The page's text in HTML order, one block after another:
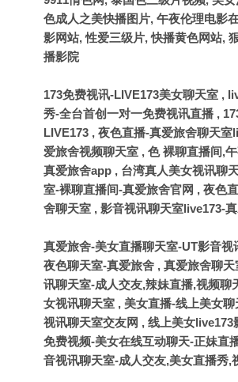
色成人之美快播图片, 午夜伦理电影
影网站, 性爱三级片, 快播黄色网站,
播影院
173免费视讯-LIVE173美女聊天室 ,
秀-全台首创一对一免费视讯直播 ,
LIVE173 , 夜色直播-真爱旅舍聊天室
爱旅舍视频聊天室 , 色 裸聊直播间,
真爱旅舍app , 台湾真人美女视讯聊
室-裸聊直播间-真爱旅舍官网 , 夜色
舍聊天室 , 影音视讯聊天室live173-
真爱旅舍-美女直播聊天室-UT影音视
夜色聊天室-真爱旅舍 , 真爱旅舍聊
讯聊天室-成人交友,辣妹直播,视频聊
女视讯聊天室 , 美女直播-线上美女聊
视讯聊天室交友网 , 线上美女live173
免费视频-美女在线互动聊天-正妹直
音视讯聊天室-成人交友,美女直播秀,